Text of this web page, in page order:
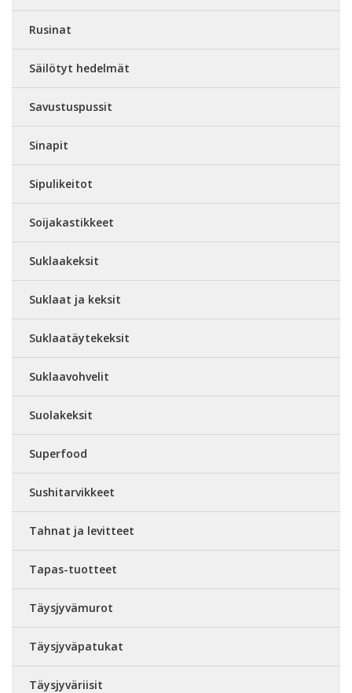
Rusinat
Säilötyt hedelmät
Savustuspussit
Sinapit
Sipulikeitot
Soijakastikkeet
Suklaakeksit
Suklaat ja keksit
Suklaatäytekeksit
Suklaavohvelit
Suolakeksit
Superfood
Sushitarvikkeet
Tahnat ja levitteet
Tapas-tuotteet
Täysjyvämurot
Täysjyväpatukat
Täysjyväriisit